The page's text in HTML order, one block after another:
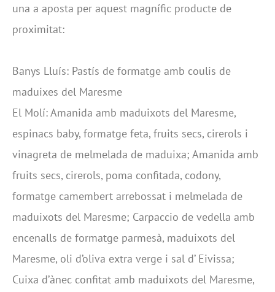
una a aposta per aquest magnífic producte de
proximitat:
Banys Lluís: Pastís de formatge amb coulis de
maduixes del Maresme
El Molí: Amanida amb maduixots del Maresme,
espinacs baby, formatge feta, fruits secs, cirerols i
vinagreta de melmelada de maduixa; Amanida amb
fruits secs, cirerols, poma confitada, codony,
formatge camembert arrebossat i melmelada de
maduixots del Maresme; Carpaccio de vedella amb
encenalls de formatge parmesà, maduixots del
Maresme, oli d’oliva extra verge i sal d’ Eivissa;
Cuixa d’ànec confitat amb maduixots del Maresme,